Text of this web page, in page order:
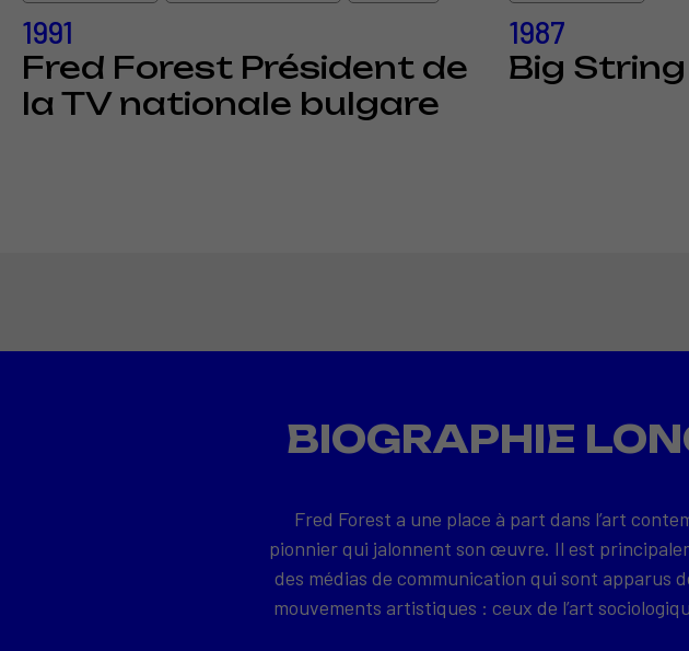
1991
Fred Forest Président de
la TV nationale bulgare
1987
Big String
BIOGRAPHIE
Fred Forest a une place à part dans l’art
pionnier qui jalonnent son œuvre. Il est
des médias de communication qui sont apparus
mouvements artistiques : ceux de l’art